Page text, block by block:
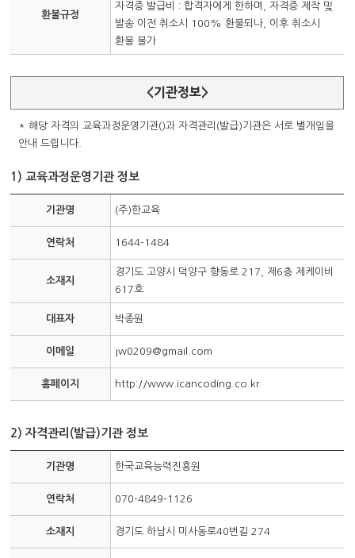
환불규정
자격증 발급비 : 합격자에게 한하며, 자격증 제작 및
발송 이전 취소시 100% 환불되나, 이후 취소시
환불 불가
<기관정보>
* 해당 자격의 교육과정운영기관()과 자격관리(발급)기관은 서로 별개임을
안내 드립니다.
1) 교육과정운영기관 정보
기관명 (주)한교육
연락처 1644-1484
소재지
경기도 고양시 덕양구 향동로 217, 제6층 제케이비
617호
대표자 박종원
이메일 jw0209@gmail.com
홈페이지 http://www.icancoding.co.kr
2) 자격관리(발급)기관 정보
기관명 한국교육능력진흥원
연락처 070-4849-1126
소재지 경기도 하남시 미사동로40번길 274